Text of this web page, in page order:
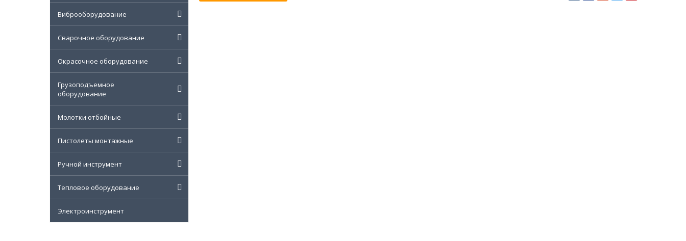
Виброоборудование
Сварочное оборудование
Окрасочное оборудование
Грузоподъемное
оборудование
Молотки отбойные
Пистолеты монтажные
Ручной инструмент
Тепловое оборудование
Электроинструмент